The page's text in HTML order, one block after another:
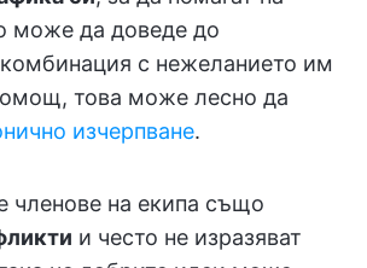
може да доведе до
с нежеланието им
това може лесно да
изчерпване.
членове на екипа също
и често не изразяват